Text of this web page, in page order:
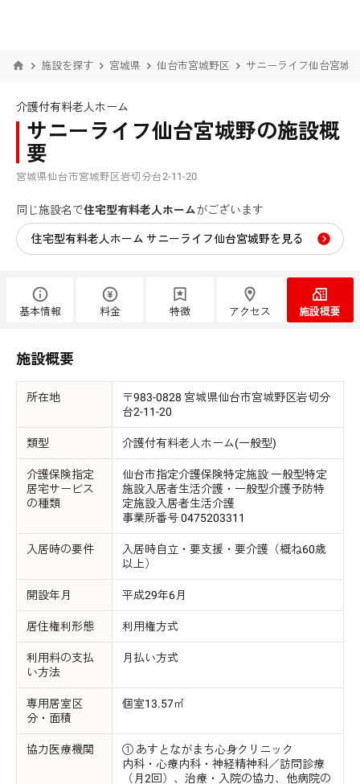
施設を探す 宮城県 仙台市宮城野区 サニーライフ仙台宮城
介護付有料老人ホーム
サニーライフ仙台宮城野の施設概
要
宮城県仙台市宮城野区岩切分台2-11-20
同じ施設名で住宅型有料老人ホームがございます
住宅型有料老人ホーム サニーライフ仙台宮城野を見る
基本情報 料金 特徴 アクセス 施設概要
施設概要
所在地
〒983-0828 宮城県仙台市宮城野区岩切分
台2-11-20
類型 介護付有料老人ホーム(一般型)
介護保険指定
居宅サービス
の種類
仙台市指定介護保険特定施設 一般型特定
施設入居者生活介護・一般型介護予防特
定施設入居者生活介護
事業所番号 0475203311
入居時の要件
入居時自立・要支援・要介護（概ね60歳
以上）
開設年月 平成29年6月
居住権利形態 利用権方式
利用料の支払
い方法
月払い方式
専用居室区
分・面積
個室13.57㎡
協力医療機関
① あすとながまち心身クリニック
内科・心療内科・神経精神科／訪問診療
（月2回）、治療・入院の協力、他病院の